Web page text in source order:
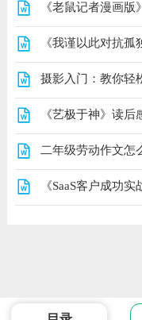
《老鼠记者漫画
《我谨以此对抗
《艺极于神》读后
二年级劳动作文怎
《SaaS客户成功